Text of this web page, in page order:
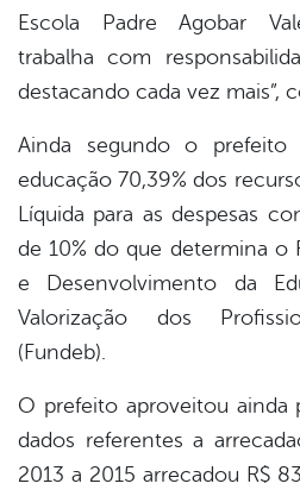
Escola Padre Agobar
trabalha com
destacando cada vez mais”,
Ainda segundo o
educação 70,39% dos
Líquida para as despesas
de 10% do que determina o
e Desenvolvimento da
Valorização dos
(Fundeb).
O prefeito aproveitou ainda
dados referentes a
2013 a 2015 arrecadou R$